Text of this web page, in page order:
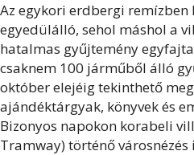
Az egykori erdbergi
egyedülálló, sehol máshol a
hatalmas gyűjtemény
csaknem 100 járműből álló
október elejéig tekinthető
ajándéktárgyak, könyvek és
Bizonyos napokon korabeli
Tramway) történő